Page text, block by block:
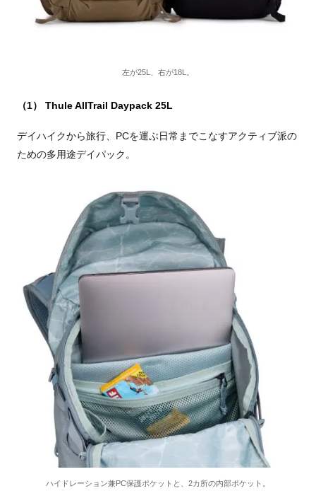
左が25L、右が18L。
（1） Thule AllTrail Daypack 25L
デイハイクから旅行、PCを運ぶ日常までこなすアクティブ派の
ための多⽤途デイパック。
ハイドレーション兼PC保護ポケットと、2カ所の内部ポケット。